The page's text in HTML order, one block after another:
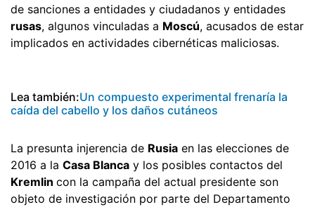
de sanciones a entidades y ciudadanos y entidades
rusas, algunos vinculadas a Moscú, acusados de estar
implicados en actividades cibernéticas maliciosas.
Lea también:Un compuesto experimental frenaría la
caída del cabello y los daños cutáneos
La presunta injerencia de Rusia en las elecciones de
2016 a la Casa Blanca y los posibles contactos del
Kremlin con la campaña del actual presidente son
objeto de investigación por parte del Departamento